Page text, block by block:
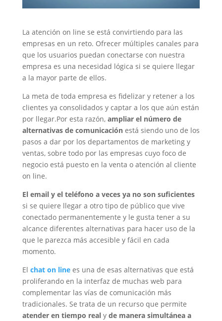
La atención on line se está convirtiendo para las
empresas en un reto. Ofrecer múltiples canales para
que los usuarios puedan conectarse con nuestra
empresa es una necesidad lógica si se quiere llegar
a la mayor parte de ellos.
La meta de toda empresa es fidelizar y retener a los
clientes ya consolidados y captar a los que aún están
por llegar.Por esta razón,ampliar el número de
alternativas de comunicaciónestá siendo uno de los
pasos a dar por los departamentos de marketing y
ventas, sobre todo por las empresas cuyo foco de
negocio está puesto en la venta o atención al cliente
on line.
El email y el teléfono a veces ya no son suficientes
si se quiere llegar a otro tipo de público que vive
conectado permanentemente y le gusta tener a su
alcance diferentes alternativas para hacer uso de la
que le parezca más accesible y fácil en cada
momento.
El chat on linees una de esas alternativas que está
proliferando en la interfaz de muchas web para
complementar las vías de comunicación más
tradicionales. Se trata de un recurso que permite
atender en tiempo realy de manera simultánea a